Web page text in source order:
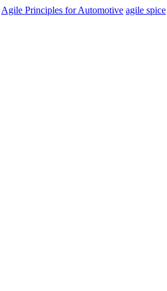
Agile Principles for Automotive agile spice